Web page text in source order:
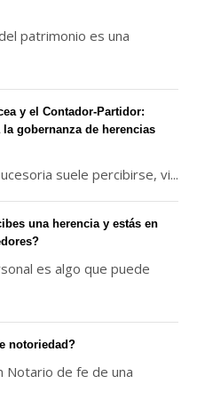
patrimonio es una
y el Contador-Partidor:
gobernanza de herencias
suele percibirse, vi...
una herencia y estás en
es algo que puede
notoriedad?
Notario de fe de una